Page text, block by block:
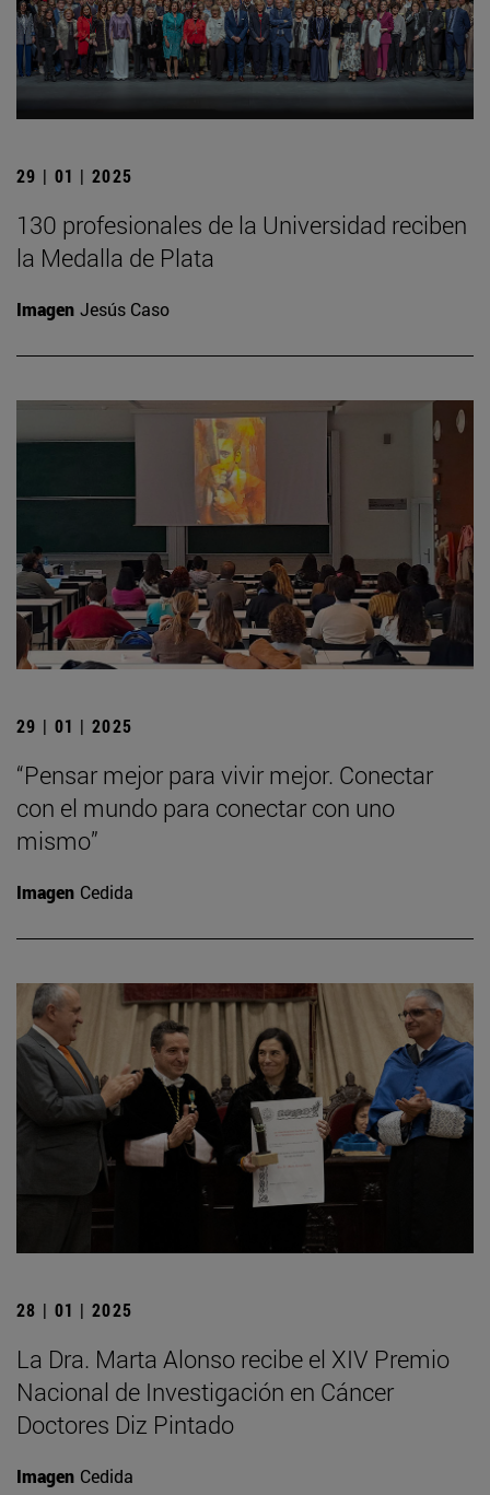
29 | 01 | 2025
130 profesionales de la Universidad reciben
la Medalla de Plata
Imagen Jesús Caso
29 | 01 | 2025
“Pensar mejor para vivir mejor. Conectar
con el mundo para conectar con uno
mismo”
Imagen Cedida
28 | 01 | 2025
La Dra. Marta Alonso recibe el XIV Premio
Nacional de Investigación en Cáncer
Doctores Diz Pintado
Imagen Cedida